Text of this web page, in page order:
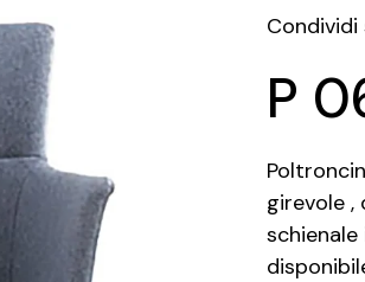
Condividi
P
girevole ,